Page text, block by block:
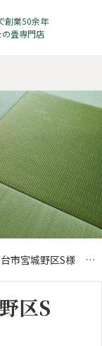
創業50余年
畳専門店
城野区S様 畳表替え
区S